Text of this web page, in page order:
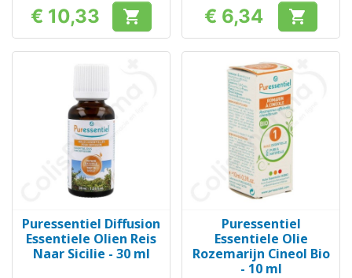
Prijs
€ 10,33  Prijs
€ 6,34 
Puressentiel Diffusion
Essentiele Olien Reis
Naar Sicilie - 30 ml
Puressentiel
Essentiele Olie
Rozemarijn Cineol Bio
- 10 ml